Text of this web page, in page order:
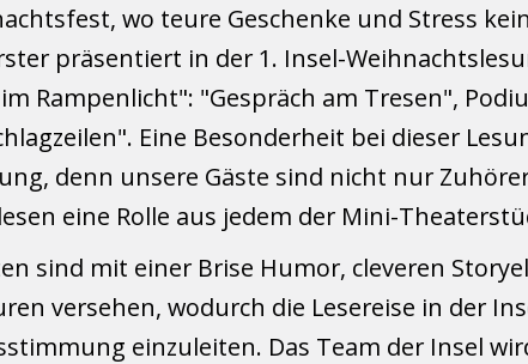
wo teure Geschenke und Stress
präsentiert in der 1. Insel-
Rampenlicht": "Gespräch am Tresen",
Eine Besonderheit bei dieser
denn unsere Gäste sind nicht nur
eine Rolle aus jedem der Mini-
sind mit einer Brise Humor, cleveren
versehen, wodurch die Lesereise in der
einzuleiten. Das Team der Insel